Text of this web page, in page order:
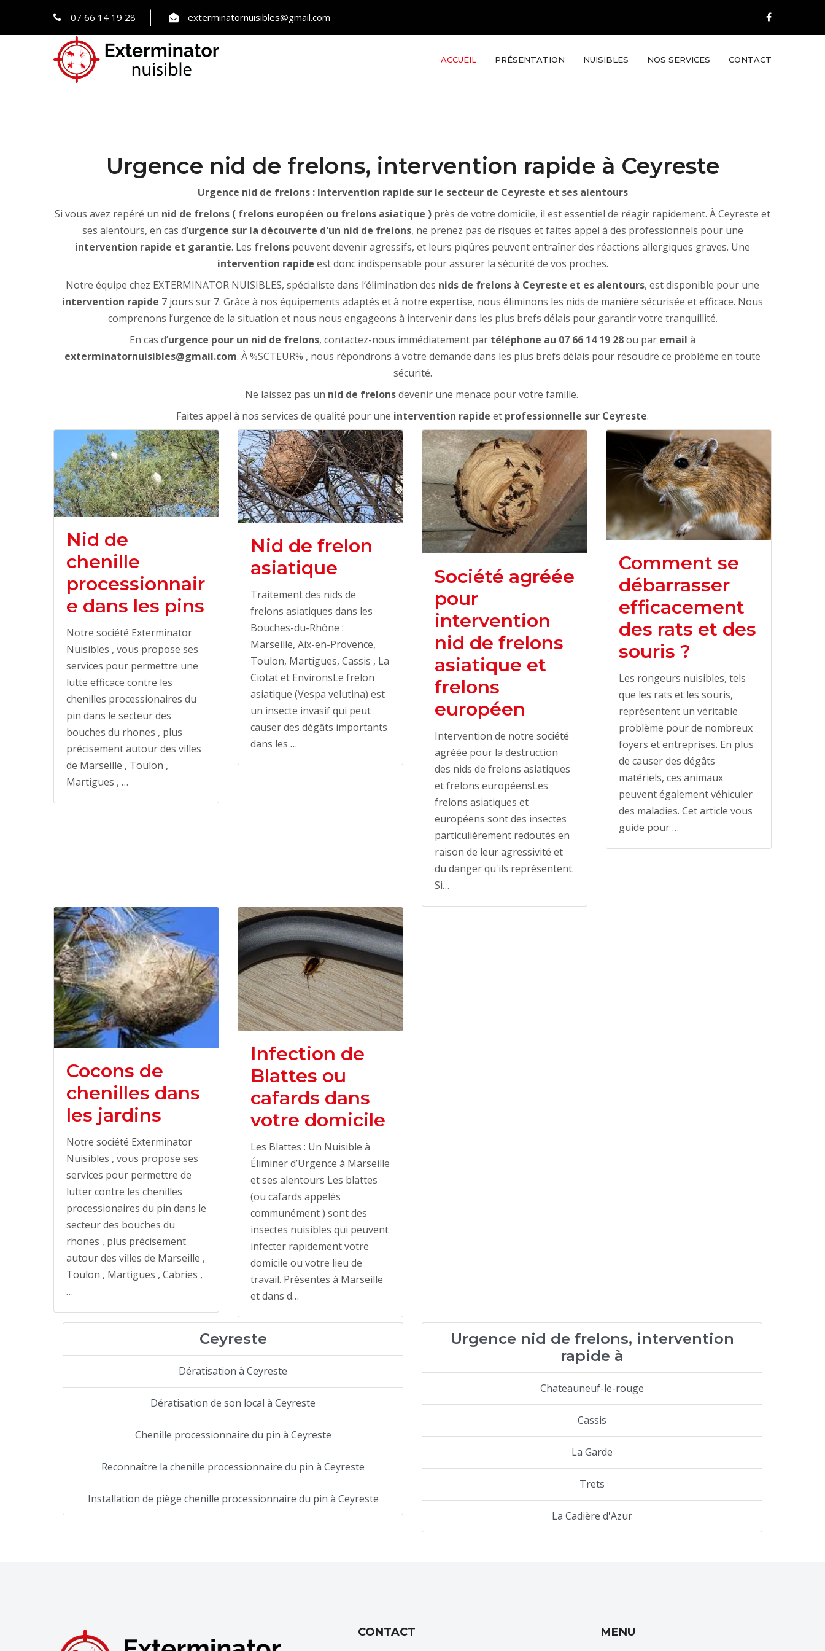
07 66 14 19 28 exterminatornuisibles@gmail.com
ACCUEIL PRÉSENTATION NUISIBLES NOS SERVICES CONTACT
Urgence nid de frelons, intervention rapide à Ceyreste
Urgence nid de frelons : Intervention rapide sur le secteur de Ceyreste et ses alentours
Si vous avez repéré un nid de frelons ( frelons européen ou frelons asiatique ) près de votre domicile, il est essentiel de réagir rapidement. À Ceyreste et
ses alentours, en cas d’urgence sur la découverte d'un nid de frelons, ne prenez pas de risques et faites appel à des professionnels pour une
intervention rapide et garantie. Les frelons peuvent devenir agressifs, et leurs piqûres peuvent entraîner des réactions allergiques graves. Une
intervention rapide est donc indispensable pour assurer la sécurité de vos proches.
Notre équipe chez EXTERMINATOR NUISIBLES, spécialiste dans l’élimination des nids de frelons à Ceyreste et es alentours, est disponible pour une
intervention rapide 7 jours sur 7. Grâce à nos équipements adaptés et à notre expertise, nous éliminons les nids de manière sécurisée et efficace. Nous
comprenons l’urgence de la situation et nous nous engageons à intervenir dans les plus brefs délais pour garantir votre tranquillité.
En cas d’urgence pour un nid de frelons, contactez-nous immédiatement par téléphone au 07 66 14 19 28ou par email à
exterminatornuisibles@gmail.com. À %SCTEUR% , nous répondrons à votre demande dans les plus brefs délais pour résoudre ce problème en toute
sécurité.
Ne laissez pas un nid de frelonsdevenir une menace pour votre famille.
Faites appel à nos services de qualité pour une intervention rapide et professionnelle sur Ceyreste.
Nid de
chenille
processionnair
e dans les pins
Notre société Exterminator
Nuisibles , vous propose ses
services pour permettre une
lutte efficace contre les
chenilles processionaires du
pin dans le secteur des
bouches du rhones , plus
précisement autour des villes
de Marseille , Toulon ,
Martigues , …
Nid de frelon
asiatique
Traitement des nids de
frelons asiatiques dans les
Bouches-du-Rhône :
Marseille, Aix-en-Provence,
Toulon, Martigues, Cassis , La
Ciotat et EnvironsLe frelon
asiatique (Vespa velutina) est
un insecte invasif qui peut
causer des dégâts importants
dans les …
Société agréée
pour
intervention
nid de frelons
asiatique et
frelons
européen
Intervention de notre société
agréée pour la destruction
des nids de frelons asiatiques
et frelons européensLes
frelons asiatiques et
européens sont des insectes
particulièrement redoutés en
raison de leur agressivité et
du danger qu'ils représentent.
Si…
Comment se
débarrasser
efficacement
des rats et des
souris ?
Les rongeurs nuisibles, tels
que les rats et les souris,
représentent un véritable
problème pour de nombreux
foyers et entreprises. En plus
de causer des dégâts
matériels, ces animaux
peuvent également véhiculer
des maladies. Cet article vous
guide pour …
Cocons de
chenilles dans
les jardins
Notre société Exterminator
Nuisibles , vous propose ses
services pour permettre de
lutter contre les chenilles
processionaires du pin dans le
secteur des bouches du
rhones , plus précisement
autour des villes de Marseille ,
Toulon , Martigues , Cabries ,
…
Infection de
Blattes ou
cafards dans
votre domicile
Les Blattes : Un Nuisible à
Éliminer d’Urgence à Marseille
et ses alentours Les blattes
(ou cafards appelés
communément ) sont des
insectes nuisibles qui peuvent
infecter rapidement votre
domicile ou votre lieu de
travail. Présentes à Marseille
et dans d…
Ceyreste
Dératisation à Ceyreste
Dératisation de son local à Ceyreste
Chenille processionnaire du pin à Ceyreste
Reconnaître la chenille processionnaire du pin à Ceyreste
Installation de piège chenille processionnaire du pin à Ceyreste
Urgence nid de frelons, intervention
rapide à
Chateauneuf-le-rouge
Cassis
La Garde
Trets
La Cadière d'Azur
CONTACT MENU